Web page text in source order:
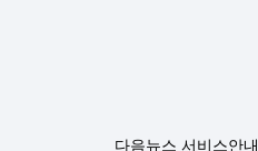
다음뉴스 서비스안내